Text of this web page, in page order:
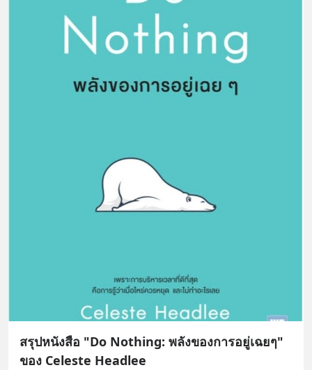
สรุปหนังสือ "Do Nothing: พลังของการอยู่เฉยๆ"
ของ Celeste Headlee